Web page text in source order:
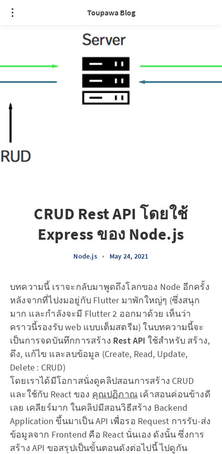
Toupawa Blog
CRUD Rest API โดยใช้
Express ของ Node.js
Node.js • May 24, 2021
บทความนี้ เราจะกลับมาพูดถึงโลกของ Node อีกครั้ง
หลังจากที่ไปงมอยู่กับ Flutter มาพักใหญ่ๆ (ซึ่งสนุก
มาก และกำลังจะมี Flutter 2 ออกมาด้วย เห็นว่า
คราวนี้รองรับ web แบบเต็มสตรีม) ในบทความนี้จะ
เป็นการจดบันทึกการสร้าง Rest API ใช้สำหรับ สร้าง,
ดึง, แก้ไข และลบข้อมูล (Create, Read, Update,
Delete : CRUD)
โดยเราได้มีโอกาสนั่งดูคลิปสอนการสร้าง CRUD
และใช้กับ React ของ คุณปฏิภาณ เค้าสอนค่อนข้างดี
เลย เคลียร์มาก ในคลิปมีสอนวิธีสร้าง Backend
Application ขึ้นมาเป็น API เพื่อรอ Request การรับ-ส่ง
ข้อมูลจาก Frontend คือ React นั่นเอง ดังนั้น ซึ่งการ
สร้าง API ขอสรุปเป็นขั้นตอนดังต่อไปนี้ ไปดูกัน